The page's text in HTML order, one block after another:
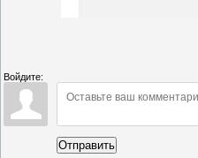
Войдите:
Отправить